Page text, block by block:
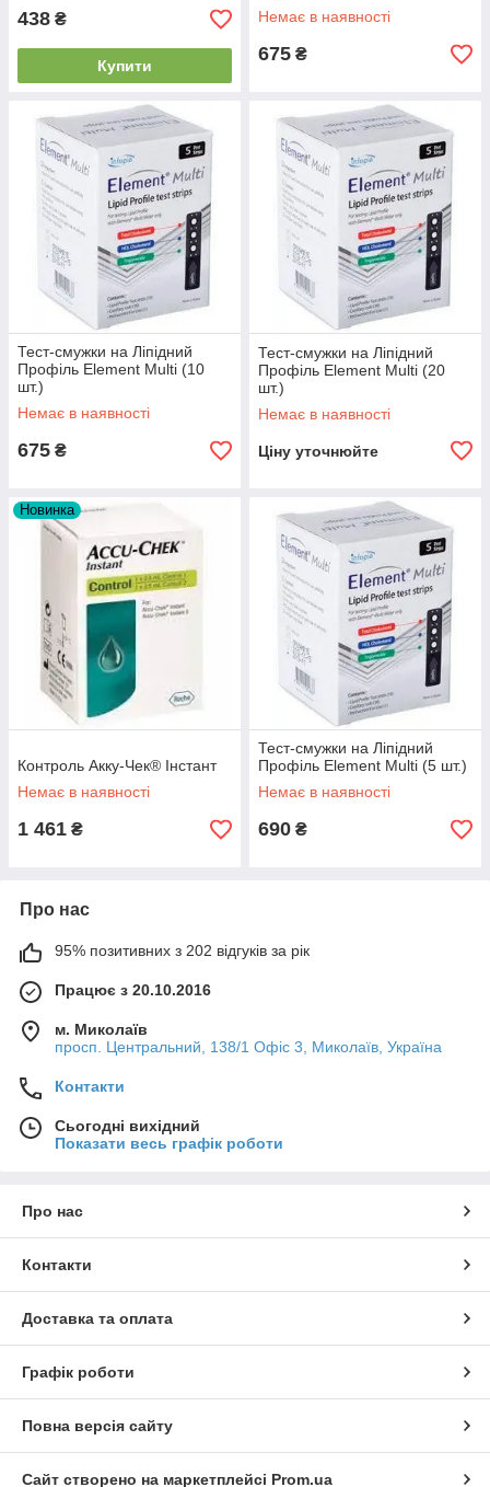
438 ₴
Купити
Немає в наявності
675 ₴
Тест-смужки на Ліпідний
Профіль Element Multi (10
шт.)
Немає в наявності
675 ₴
Тест-смужки на Ліпідний
Профіль Element Multi (20
шт.)
Немає в наявності
Ціну уточнюйте
Новинка
Контроль Акку-Чек® Інстант
Немає в наявності
1 461 ₴
Тест-смужки на Ліпідний
Профіль Element Multi (5 шт.)
Немає в наявності
690 ₴
Про нас
95% позитивних з 202 відгуків за рік
Працює з 20.10.2016
м. Миколаїв
просп. Центральний, 138/1 Офіс 3, Миколаїв, Україна
Контакти
Сьогодні вихідний
Показати весь графік роботи
Про нас
Контакти
Доставка та оплата
Графік роботи
Повна версія сайту
Сайт створено на маркетплейсі Prom.ua